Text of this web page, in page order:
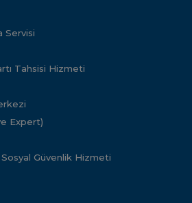
Servisi
Tahsisi Hizmeti
Expert)
Güvenlik Hizmeti